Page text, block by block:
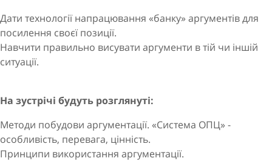
Дати технології напрацювання «банку» аргументів для
посилення своєї позиції.
Навчити правильно висувати аргументи в тій чи іншій
ситуації.
На зустрічі будуть розглянуті:
Методи побудови аргументації. «Система ОПЦ» -
особливість, перевага, цінність.
Принципи використання аргументації.